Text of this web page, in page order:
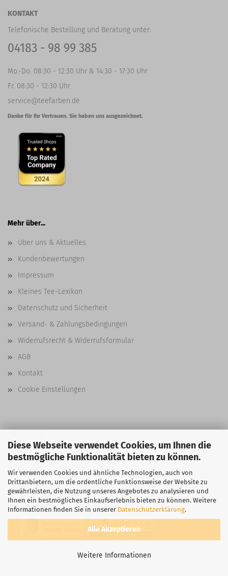
Diese Webseite verwendet Cookies, um Ihnen die
bestmögliche Funktionalität bieten zu können.
Wir verwenden Cookies und ähnliche Technologien, auch von
Drittanbietern, um die ordentliche Funktionsweise der Website zu
gewährleisten, die Nutzung unseres Angebotes zu analysieren und
Ihnen ein bestmögliches Einkaufserlebnis bieten zu können. Weitere
Informationen finden Sie in unserer Datenschutzerklärung.
Alle Akzeptieren
Weitere Informationen
KONTAKT
Telefonische Bestellung und Beratung unter:
04183 - 98 99 385
Mo.-Do. 08:30 - 12:30 Uhr & 14:30 - 17:30 Uhr
Fr. 08:30 - 12:30 Uhr
service@teefarben.de
Danke für Ihr Vertrauen. Sie haben uns ausgezeichnet.
Mehr über...
Über uns & Aktuelles
Kundenbewertungen
Impressum
Kleines Tee-Lexikon
Datenschutz und Sicherheit
Versand- & Zahlungsbedingungen
Widerrufsrecht & Widerrufsformular
AGB
Kontakt
Cookie Einstellungen
Deutschlandweit versandkostenfrei ab 49 € Bestellwert
Der Umwelt zuliebe: Tee-Verpackung mit Kraftpapier
Paket-Versand mit DHL Go Green (innerhalb Deutschlands)
Partner